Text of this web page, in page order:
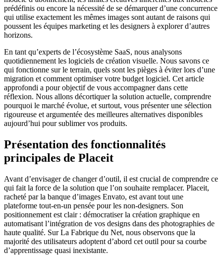
prédéfinis ou encore la nécessité de se démarquer d’une concurrence
qui utilise exactement les mêmes images sont autant de raisons qui
poussent les équipes marketing et les designers à explorer d’autres
horizons.
En tant qu’experts de l’écosystème SaaS, nous analysons
quotidiennement les logiciels de création visuelle. Nous savons ce
qui fonctionne sur le terrain, quels sont les pièges à éviter lors d’une
migration et comment optimiser votre budget logiciel. Cet article
approfondi a pour objectif de vous accompagner dans cette
réflexion. Nous allons décortiquer la solution actuelle, comprendre
pourquoi le marché évolue, et surtout, vous présenter une sélection
rigoureuse et argumentée des meilleures alternatives disponibles
aujourd’hui pour sublimer vos produits.
Présentation des fonctionnalités
principales de Placeit
Avant d’envisager de changer d’outil, il est crucial de comprendre ce
qui fait la force de la solution que l’on souhaite remplacer. Placeit,
racheté par la banque d’images Envato, est avant tout une
plateforme tout-en-un pensée pour les non-designers. Son
positionnement est clair : démocratiser la création graphique en
automatisant l’intégration de vos designs dans des photographies de
haute qualité. Sur La Fabrique du Net, nous observons que la
majorité des utilisateurs adoptent d’abord cet outil pour sa courbe
d’apprentissage quasi inexistante.